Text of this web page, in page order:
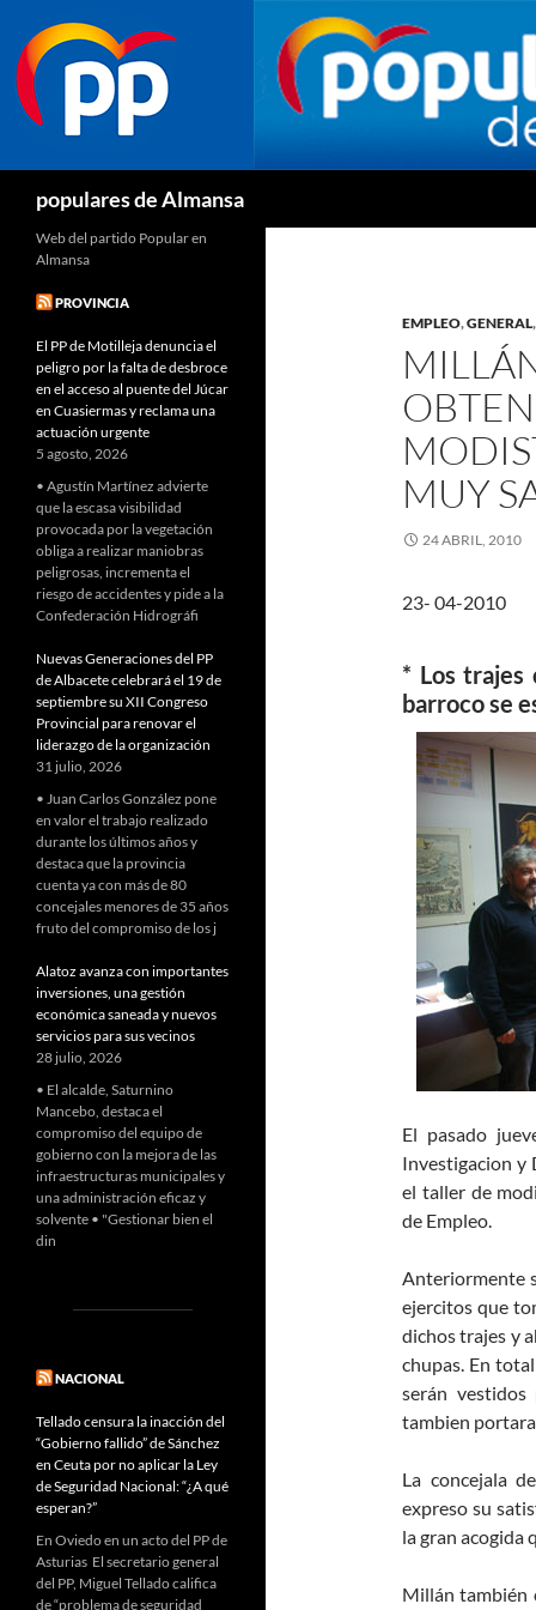
populares de Almansa
EMPLEO,GENERAL,
MUY
24 ABRIL, 2010
23- 04-2010
* Los trajes
barroco se
El pasado
Investigacion y
el taller de
de Empleo.
Anteriormente
ejercitos que
dichos trajes y
chupas. En
serán
tambien
La concejala
expreso su
la gran acogida
Millán también
Web del partido Popular en
Almansa
PROVINCIA
El PP de Motilleja denuncia el
peligro por la falta de desbroce
en el acceso al puente del Júcar
en Cuasiermas y reclama una
actuación urgente
5 agosto, 2026
• Agustín Martínez advierte
que la escasa visibilidad
provocada por la vegetación
obliga a realizar maniobras
peligrosas, incrementa el
riesgo de accidentes y pide a la
Confederación Hidrográfi
Nuevas Generaciones del PP
de Albacete celebrará el 19 de
septiembre su XII Congreso
Provincial para renovar el
liderazgo de la organización
31 julio, 2026
• Juan Carlos González pone
en valor el trabajo realizado
durante los últimos años y
destaca que la provincia
cuenta ya con más de 80
concejales menores de 35 años
fruto del compromiso de los j
Alatoz avanza con importantes
inversiones, una gestión
económica saneada y nuevos
servicios para sus vecinos
28 julio, 2026
• El alcalde, Saturnino
Mancebo, destaca el
compromiso del equipo de
gobierno con la mejora de las
infraestructuras municipales y
una administración eficaz y
solvente • "Gestionar bien el
din
NACIONAL
Tellado censura la inacción del
“Gobierno fallido” de Sánchez
en Ceuta por no aplicar la Ley
de Seguridad Nacional: “¿A qué
esperan?”
En Oviedo en un acto del PP de
Asturias El secretario general
del PP, Miguel Tellado califica
de “problema de seguridad